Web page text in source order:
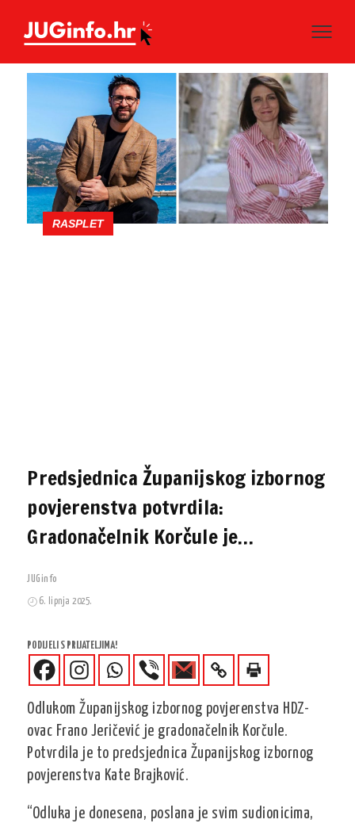
RASPLET
Predsjednica Županijskog izbornog
povjerenstva potvrdila:
Gradonačelnik Korčule je…
JUGinfo
6. lipnja 2025.
PODIJELI S PRIJATELJIMA!
Odlukom Županijskog izbornog povjerenstva HDZ-
ovac Frano Jeričević je gradonačelnik Korčule.
Potvrdila je to predsjednica Županijskog izbornog
povjerenstva Kate Brajković.
“Odluka je donesena, poslana je svim sudionicima,